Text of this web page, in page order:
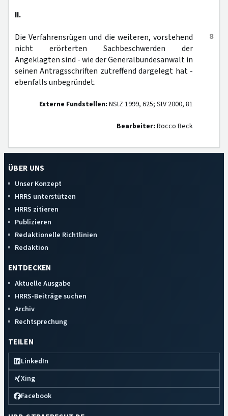
II.
8
Die Verfahrensrügen und die weiteren, vorstehend
nicht erörterten Sachbeschwerden der
Angeklagten sind - wie der Generalbundesanwalt in
seinen Antragsschriften zutreffend dargelegt hat -
ebenfalls unbegründet.
Externe Fundstellen: NStZ 1999, 625; StV 2000, 81
Bearbeiter: Rocco Beck
ÜBER UNS
Unser Konzept
HRRS unterstützen
HRRS zitieren
Publizieren
Redaktionelle Richtlinien
Redaktion
ENTDECKEN
Aktuelle Ausgabe
HRRS-Beiträge suchen
Archiv
Rechtsprechung
TEILEN
LinkedIn
Xing
Facebook